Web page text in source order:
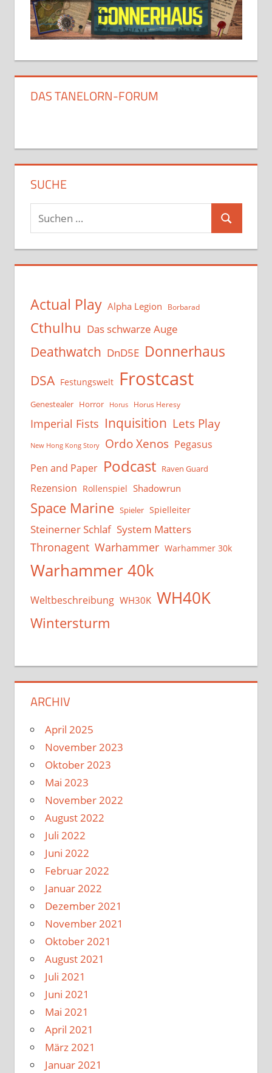
DAS TANELORN-FORUM
SUCHE
Suchen
nach:
Suchen
Actual Play Alpha Legion Borbarad
Cthulhu Das schwarze Auge
Deathwatch DnD5E Donnerhaus
DSA Festungswelt Frostcast
Genestealer Horror Horus Horus Heresy
Imperial Fists Inquisition Lets Play
New Hong Kong Story Ordo Xenos Pegasus
Pen and Paper Podcast Raven Guard
Rezension Rollenspiel Shadowrun
Space Marine Spieler Spielleiter
Steinerner Schlaf System Matters
Thronagent Warhammer Warhammer 30k
Warhammer 40k
Weltbeschreibung WH30K WH40K
Wintersturm
ARCHIV
April 2025
November 2023
Oktober 2023
Mai 2023
November 2022
August 2022
Juli 2022
Juni 2022
Februar 2022
Januar 2022
Dezember 2021
November 2021
Oktober 2021
August 2021
Juli 2021
Juni 2021
Mai 2021
April 2021
März 2021
Januar 2021